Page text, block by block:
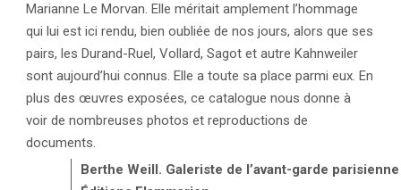
Marianne Le Morvan. Elle méritait amplement l’hommage
qui lui est ici rendu, bien oubliée de nos jours, alors que ses
pairs, les Durand-Ruel, Vollard, Sagot et autre Kahnweiler
sont aujourd’hui connus. Elle a toute sa place parmi eux. En
plus des œuvres exposées, ce catalogue nous donne à
voir de nombreuses photos et reproductions de
documents.
Berthe Weill. Galeriste de l’avant-garde parisienne